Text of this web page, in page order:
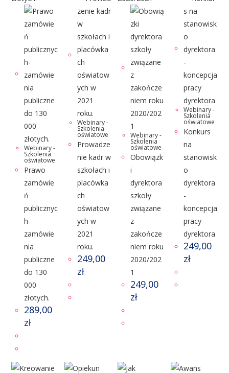
Webinary -
Szkolenia
oświatowe
Prawo
zamówie
ń
publicznyc
h-
zamówie
nia
publiczne
do 130
000
złotych.
289,00
zł
Webinary -
Szkolenia
oświatowe
Prowadze
nie kadr w
szkołach i
placówka
ch
oświatow
ych w
2021
roku.
249,00
zł
Webinary -
Szkolenia
oświatowe
Obowiązk
i
dyrektora
szkoły
związane
z
zakończe
niem roku
2020/202
1
249,00
zł
Webinary -
Szkolenia
oświatowe
Konkurs
na
stanowisk
o
dyrektora
-
koncepcja
pracy
dyrektora
249,00
zł